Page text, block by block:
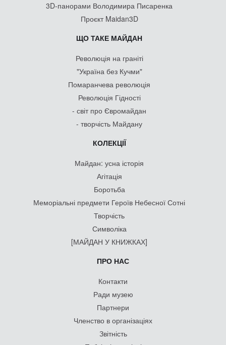
3D-панорами Володимира Писаренка
Проєкт Maidan3D
ЩО ТАКЕ МАЙДАН
Революція на граніті
"Україна без Кучми"
Помаранчева революція
Революція Гідності
- світ про Євромайдан
- творчість Майдану
КОЛЕКЦІЇ
Майдан: усна історія
Агітація
Боротьба
Меморіальні предмети Героїв Небесної Сотні
Творчість
Символіка
[МАЙДАН У КНИЖКАХ]
ПРО НАС
Контакти
Ради музею
Партнери
Членство в організаціях
Звітність